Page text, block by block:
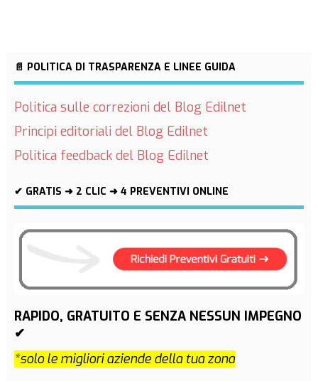
📄 POLITICA DI TRASPARENZA E LINEE GUIDA
Politica sulle correzioni del Blog Edilnet
Principi editoriali del Blog Edilnet
Politica feedback del Blog Edilnet
✔ GRATIS ➜ 2 CLIC ➜ 4 PREVENTIVI ONLINE
RAPIDO, GRATUITO E SENZA NESSUN IMPEGNO
✔
*solo le migliori aziende della tua zona